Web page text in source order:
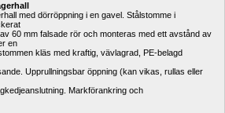
med dörröppning i en gavel. Stålstomme i
60 mm falsade rör och monteras med ett avstånd av
en
kläs med kraftig, vävlagrad, PE-belagd
Upprullningsbar öppning (kan vikas, rullas eller
Markförankring och